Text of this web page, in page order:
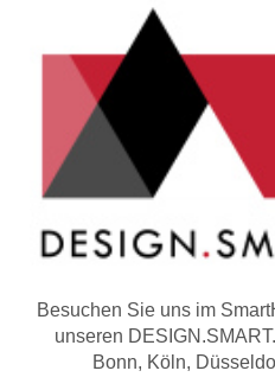
Besuchen Sie uns im
unseren
Bonn, Köln,